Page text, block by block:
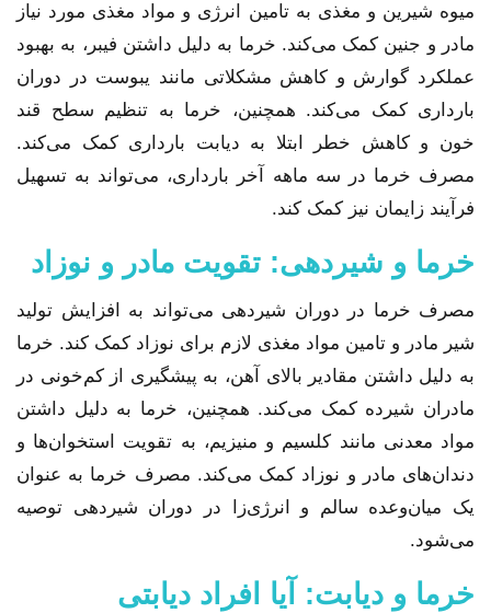
میوه شیرین و مغذی به تامین انرژی و مواد مغذی مورد نیاز
مادر و جنین کمک می‌کند. خرما به دلیل داشتن فیبر، به بهبود
عملکرد گوارش و کاهش مشکلاتی مانند یبوست در دوران
بارداری کمک می‌کند. همچنین، خرما به تنظیم سطح قند
خون و کاهش خطر ابتلا به دیابت بارداری کمک می‌کند.
مصرف خرما در سه ماهه آخر بارداری، می‌تواند به تسهیل
فرآیند زایمان نیز کمک کند.
خرما و شیردهی: تقویت مادر و نوزاد
مصرف خرما در دوران شیردهی می‌تواند به افزایش تولید
شیر مادر و تامین مواد مغذی لازم برای نوزاد کمک کند. خرما
به دلیل داشتن مقادیر بالای آهن، به پیشگیری از کم‌خونی در
مادران شیرده کمک می‌کند. همچنین، خرما به دلیل داشتن
مواد معدنی مانند کلسیم و منیزیم، به تقویت استخوان‌ها و
دندان‌های مادر و نوزاد کمک می‌کند. مصرف خرما به عنوان
یک میان‌وعده سالم و انرژی‌زا در دوران شیردهی توصیه
می‌شود.
خرما و دیابت: آیا افراد دیابتی